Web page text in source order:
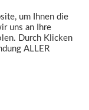
um Ihnen die
uns an Ihre
Durch Klicken
ALLER